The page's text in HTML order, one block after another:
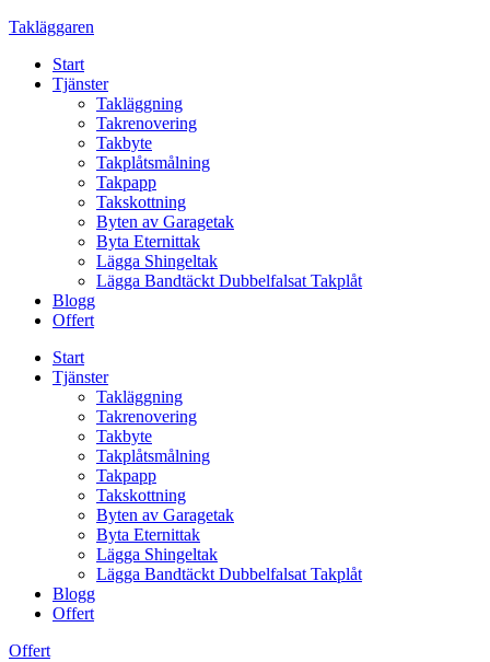
Skip
content
Takläggaren
Start
Tjänster
Takläggning
Takrenovering
Takbyte
Takplåtsmålning
Takpapp
Takskottning
Byten av Garagetak
Byta Eternittak
Lägga Shingeltak
Lägga Bandtäckt Dubbelfalsat Takplåt
Blogg
Offert
Start
Tjänster
Takläggning
Takrenovering
Takbyte
Takplåtsmålning
Takpapp
Takskottning
Byten av Garagetak
Byta Eternittak
Lägga Shingeltak
Lägga Bandtäckt Dubbelfalsat Takplåt
Blogg
Offert
Offert